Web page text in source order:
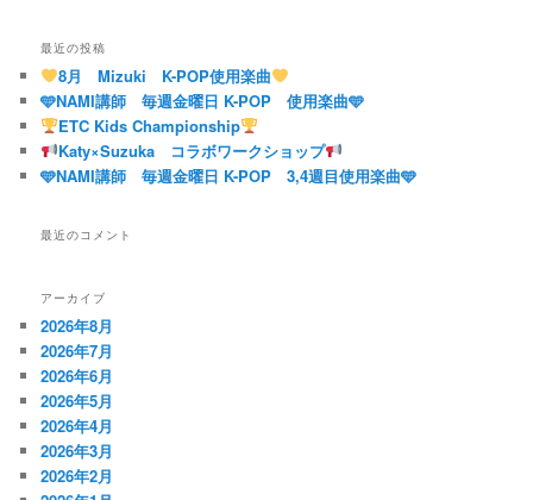
シ
ョ
ン
最近の投稿
8月 Mizuki K-POP使用楽曲
🩵NAMI講師 毎週金曜日 K-POP 使用楽曲🩵
ETC Kids Championship
Katy×Suzuka コラボワークショップ
🩵NAMI講師 毎週金曜日 K-POP 3,4週目使用楽曲🩵
最近のコメント
アーカイブ
2026年8月
2026年7月
2026年6月
2026年5月
2026年4月
2026年3月
2026年2月